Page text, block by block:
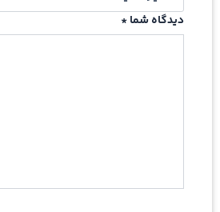
دیدگاه شما*